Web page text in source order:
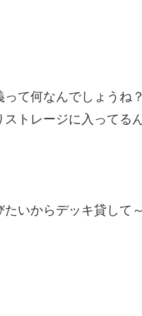
て何なんでしょうね？
トレージに入ってる
いからデッキ貸して～